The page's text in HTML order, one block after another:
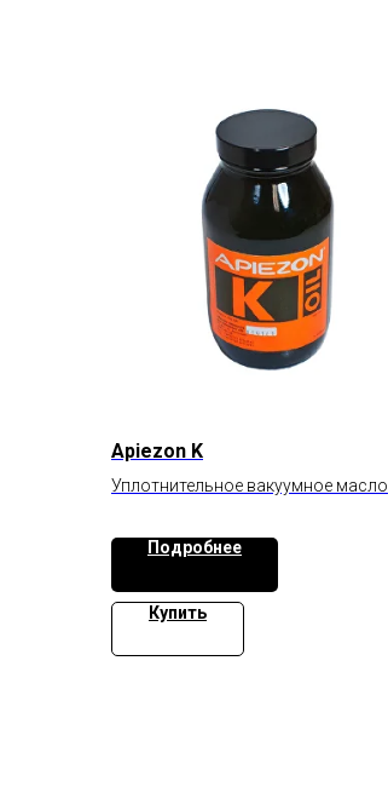
Apiezon K
Уплотнительное вакуумное масло
Подробнее
Купить